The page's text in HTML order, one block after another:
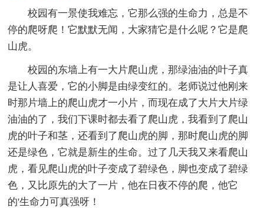
校园有一景使我难忘，它那么强的生命力，总是不
停的爬呀爬！它默默无闻，大家猜它是什么呢？它是爬
山虎。
校园的东墙上有一大片爬山虎，那绿油油的叶子真
是让人喜爱，它的小脚是由绿变红的。老师说过他刚来
时那片墙上的爬山虎才一小片，而现在成了大片大片绿
油油的了，我们下课时都去看了爬山虎，我看到了爬山
虎的叶子和茎，还看到了爬山虎的脚，那时爬山虎的脚
还是绿色，它就是新生的生命。过了几天我又来看爬山
虎，看见爬山虎的叶子变成了碧绿色，脚也变成了碧绿
色，又比原先的大了一片，他在日夜不停的爬，他它
的'生命力可真强呀！